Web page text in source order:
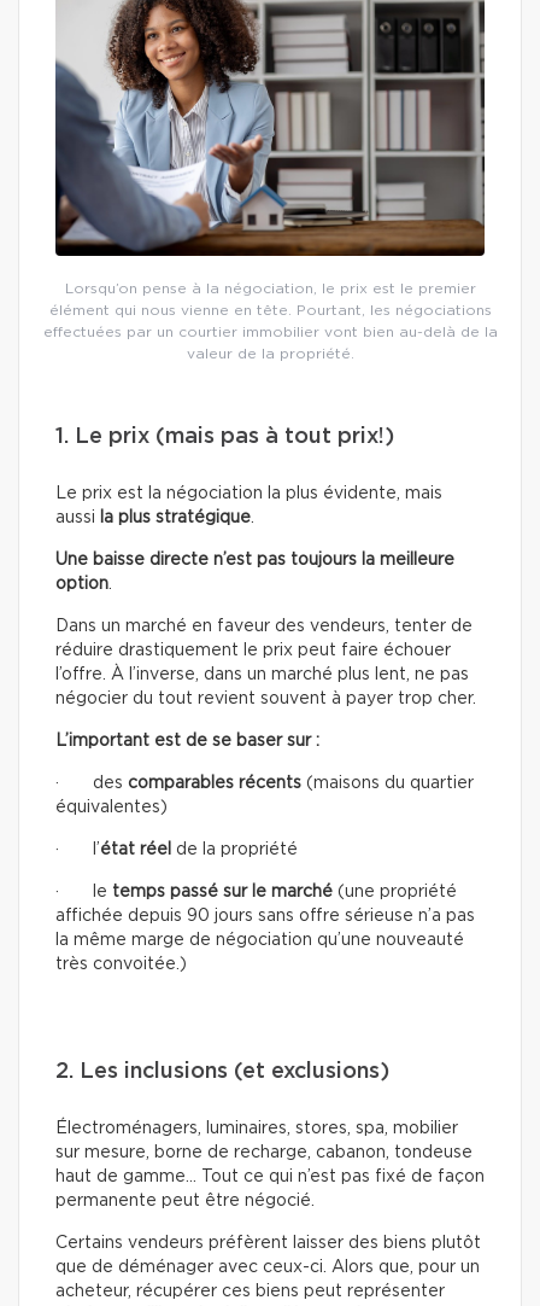
Lorsqu’on pense à la négociation, le prix est le premier
élément qui nous vienne en tête. Pourtant, les négociations
effectuées par un courtier immobilier vont bien au-delà de la
valeur de la propriété.
1. Le prix (mais pas à tout prix!)
Le prix est la négociation la plus évidente, mais
aussi
la plus stratégique.
Une baisse directe n’est pas toujours la meilleure
option.
Dans un marché en faveur des vendeurs, tenter de
réduire drastiquement le prix peut faire échouer
l’offre. À l’inverse, dans un marché plus lent, ne pas
négocier du tout revient souvent à payer trop cher.
L’important est de se baser sur :
· des comparables récents (maisons du quartier
équivalentes)
· l’état réel de la propriété
· le temps passé sur le marché (une propriété
affichée depuis 90 jours sans offre sérieuse n’a pas
la même marge de négociation qu’une nouveauté
très convoitée.)
2. Les inclusions (et exclusions)
Électroménagers, luminaires, stores, spa, mobilier
sur mesure, borne de recharge, cabanon, tondeuse
haut de gamme… Tout ce qui n’est pas fixé de façon
permanente peut être négocié.
Certains vendeurs préfèrent laisser des biens plutôt
que de déménager avec ceux-ci. Alors que, pour un
acheteur, récupérer ces biens peut représenter